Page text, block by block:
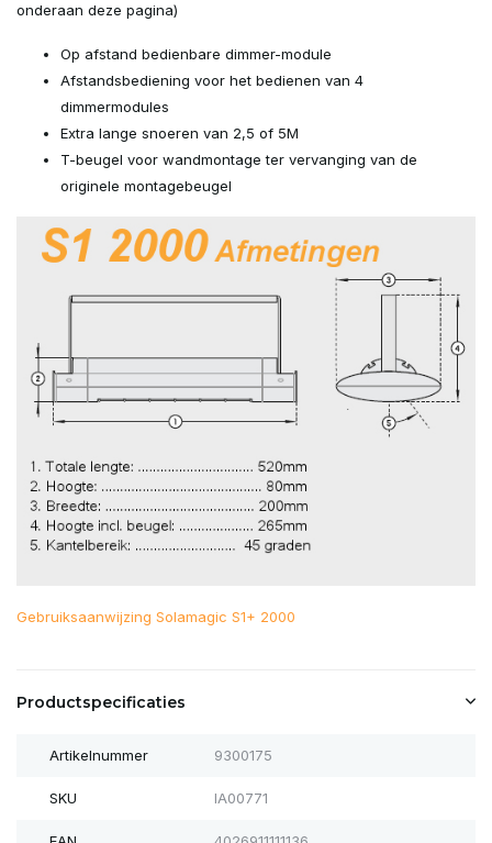
onderaan deze pagina)
Op afstand bedienbare dimmer-module
Afstandsbediening voor het bedienen van 4
dimmermodules
Extra lange snoeren van 2,5 of 5M
T-beugel voor wandmontage ter vervanging van de
originele montagebeugel
Gebruiksaanwijzing Solamagic S1+ 2000
Productspecificaties
Artikelnummer 9300175
SKU IA00771